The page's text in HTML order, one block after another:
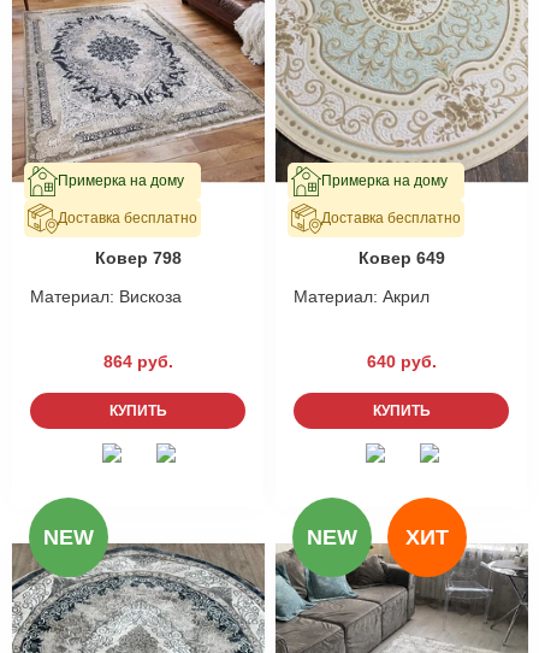
Примерка на дому
Доставка бесплатно
В наличии
Ковер 798
Материал: Вискоза
864 руб.
КУПИТЬ
Примерка на дому
Доставка бесплатно
В наличии
Ковер 649
Материал: Акрил
640 руб.
КУПИТЬ
NEW NEW ХИТ